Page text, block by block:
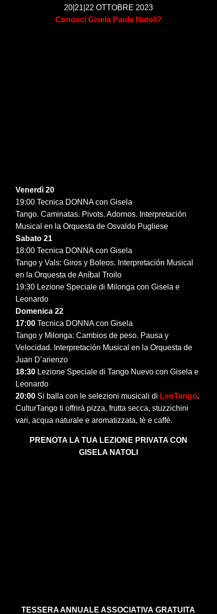
20|21|22 OTTOBRE 2023
Conosci Gisela Paula Natoli?
Venerdì 20
19:00 Tecnica DONNA con Gisela
Tango. Caminatas. Pivots. Adornos. Interpretación
Musical en la Orquesta de Osvaldo Pugliese
Sabato 21
18:00 Tecnica DONNA con Gisela
Tango y Vals: Giros y Boleos. Interpretación Musical
en la Orquesta de Aníbal Troilo
19:30 Lezione Speciale di Milonga con Gisela e
Leonardo
Domenica 22
17:00Tecnica DONNA con Gisela
Tango y Milonga: Cambios de peso. Pausa y
Velocidad. Interpretación Musical en la Orquesta de
Juan D’arienzo
18:30 Lezione Speciale di Tango Nuevo con Gisela e
Leonardo
20:00 Si balla con le selezioni musicali di LeoTango.
CulturTango ti offrirà pizza, frutta secca, stuzzichini
vari, acqua naturale e aromatizzata, tè e caffè.
PRENOTA LA TUA LEZIONE PRIVATA CON
GISELA NATOLI
TESSERA ANNUALE ASSOCIATIVA GRATUITA